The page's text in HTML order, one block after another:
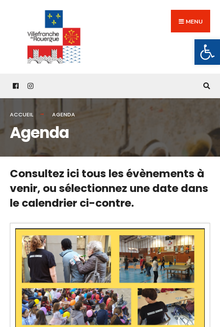
content
MENU
ACCUEIL AGENDA
Agenda
Consultez ici tous les évènements à
venir,ou sélectionnez une date dans
le calendrier ci-contre.